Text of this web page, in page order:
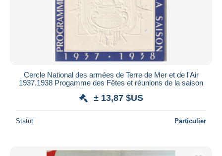
Cercle National des armées de Terre de Mer et de l'Air
1937.1938 Progamme des Fêtes et réunions de la saison
± 13,87 $US
Statut Particulier